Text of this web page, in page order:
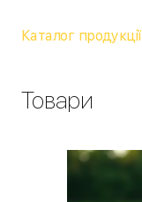
Каталог продукції
Товари